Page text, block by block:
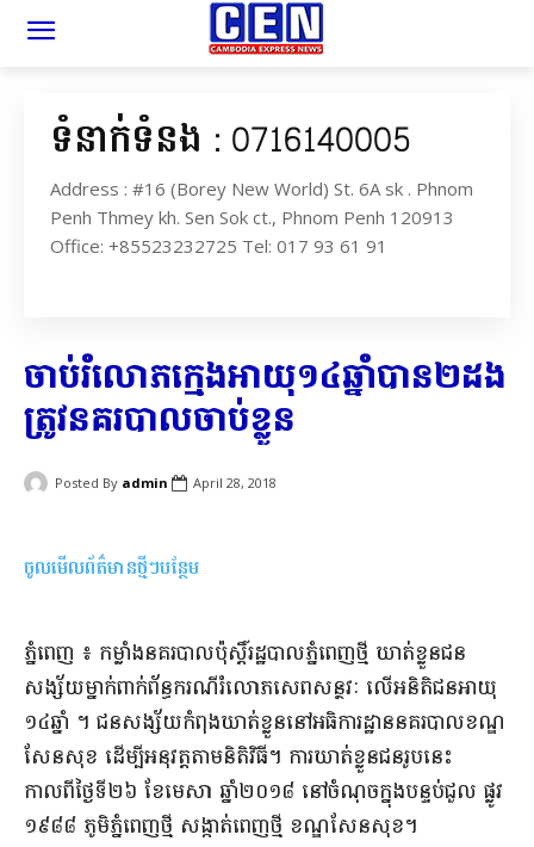
ទំនាក់ទំនង : 0716140005
Address : #16 (Borey New World) St. 6A sk . Phnom
Penh Thmey kh. Sen Sok ct., Phnom Penh 120913
Office: +85523232725 Tel: 017 93 61 91
ចាប់រំលោភ​ក្មេង​អាយុ​១៤​ឆ្នាំ​បាន​២​ដង
ត្រូវ​នគរបាល​ចាប់ខ្លួន​
Posted By admin April 28, 2018
ចូលមើលព័ត៌មានថ្មីៗបន្ថែម
​​​ភ្នំពេញ ៖ កម្លាំង​នគរបាល​ប៉ុស្តិ៍​រដ្ឋបាល​ភ្នំពេញ​ថ្មី ឃាត់ខ្លួន​ជន
សង្ស័យ​ម្នាក់​ពាក់ព័ន្ធ​ករណី​រំលោភ​សេពសន្ថវៈ លើ​អ​និតិ​ជន​អាយុ​
១៤​ឆ្នាំ ។ ជនសង្ស័យ​កំពុង​ឃាត់ខ្លួន​នៅ​អធិការដ្ឋាន​នគរបាល​ខណ្ឌ​
សែន​សុខ ដើម្បី​អនុវត្ត​តាម​និតិ​វិធី​។ ការឃាត់ខ្លួន​ជន​រូប​នេះ
កាលពី​ថ្ងៃ​ទី​២៦ ខែ​មេសា ឆ្នាំ​២០១៨ នៅ​ចំណុច​ក្នុង​បន្ទប់​ជួល ផ្លូវ​
១៩៨៨ ភូមិ​ភ្នំពេញ​ថ្មី សង្កាត់​ពេញ​ថ្មី ខណ្ឌ​សែន​សុខ​។​